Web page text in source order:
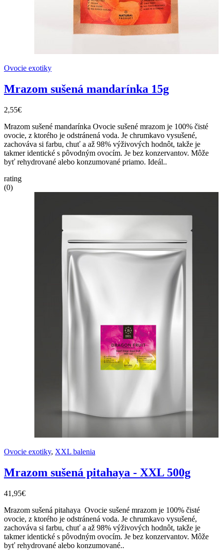
Ovocie exotiky
Mrazom sušená mandarínka 15g
2,55€
Mrazom sušené mandarínka Ovocie sušené mrazom je 100% čisté
ovocie, z ktorého je odstránená voda. Je chrumkavo vysušené,
zachováva si farbu, chuť a až 98% výživových hodnôt, takže je
takmer identické s pôvodným ovocím. Je bez konzervantov. Môže
byť rehydrované alebo konzumované priamo. Ideál..
rating
(0)
Ovocie exotiky, XXL balenia
Mrazom sušená pitahaya - XXL 500g
41,95€
Mrazom sušená pitahaya Ovocie sušené mrazom je 100% čisté
ovocie, z ktorého je odstránená voda. Je chrumkavo vysušené,
zachováva si farbu, chuť a až 98% výživových hodnôt, takže je
takmer identické s pôvodným ovocím. Je bez konzervantov. Môže
byť rehydrované alebo konzumované..